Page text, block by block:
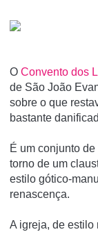
O Convento dos
de São João
sobre o que
bastante
É um conjunto
torno de um
estilo gótico-
renascença.
A igreja, de estilo